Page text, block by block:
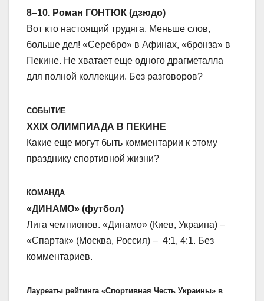
8–10. Роман ГОНТЮК (дзюдо)
Вот кто настоящий трудяга. Меньше слов,
больше дел! «Серебро» в Афинах, «бронза» в
Пекине. Не хватает еще одного драгметалла
для полной коллекции. Без разговоров?
СОБЫТИЕ
ХХIХ ОЛИМПИАДА В ПЕКИНЕ
Какие еще могут быть комментарии к этому
празднику спортивной жизни?
КОМАНДА
«ДИНАМО» (футбол)
Лига чемпионов. «Динамо» (Киев, Украина) –
«Спартак» (Москва, Россия) – 4:1, 4:1. Без
комментариев.
Лауреаты рейтинга «Спортивная Честь Украины» в